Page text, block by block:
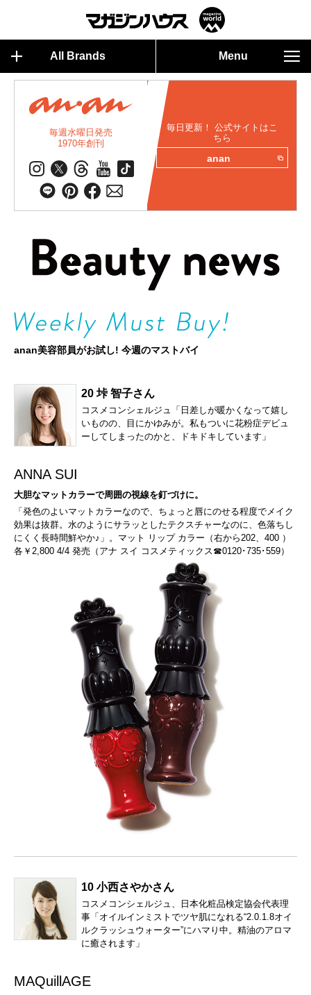
All Brands Menu
毎週水曜日発売
1970年創刊
毎日更新！ 公式サイトはこ
ちら
anan
anan美容部員がお試し! 今週のマストバイ
20 垰 智子さん
コスメコンシェルジュ「日差しが暖かくなって嬉し
いものの、目にかゆみが。私もついに花粉症デビュ
ーしてしまったのかと、ドキドキしています」
ANNA SUI
大胆なマットカラーで周囲の視線を釘づけに。
「発色のよいマットカラーなので、ちょっと唇にのせる程度でメイク
効果は抜群。水のようにサラッとしたテクスチャーなのに、色落ちし
にくく長時間鮮やか♪」。マット リップ カラー（右から202、400 ）
各￥2,800 4/4 発売（アナ スイ コスメティックス☎0120･735･559）
10 小西さやかさん
コスメコンシェルジュ、日本化粧品検定協会代表理
事「オイルインミストでツヤ肌になれる“2.0.1.8オイ
ルクラッシュウォーター”にハマり中。精油のアロマ
に癒されます」
MAQuillAGE